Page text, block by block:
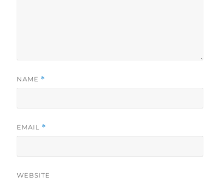
NAME *
EMAIL *
WEBSITE